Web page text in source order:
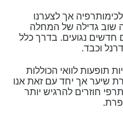
אך לצערנו
שוב גדילה של המחלה
חדשים נגועים. בדרך כלל
וכבד.
תופעות לוואי הכוללות
שיער אך יחד עם זאת אנו
חוזרים להרגיש יותר